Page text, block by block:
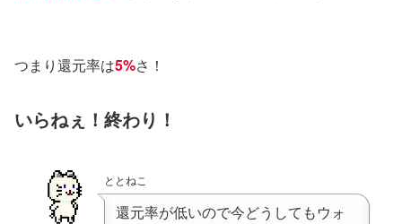
つまり還元率は5%さ！
いらねぇ！終わり！
ととねこ
還元率が低いので今どうしてもウォ